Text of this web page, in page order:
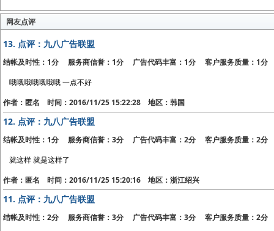
网友点评
13. 点评：九八广告联盟
结帐及时性：1分 服务商信誉：1分 广告代码丰富：1分 客户服务质量：1分
哦哦哦哦哦哦哦 一点不好
作者：匿名 时间：2016/11/25 15:22:28 地区：韩国
12. 点评：九八广告联盟
结帐及时性：1分 服务商信誉：3分 广告代码丰富：2分 客户服务质量：2分
就这样 就是这样了
作者：匿名 时间：2016/11/25 15:20:16 地区：浙江绍兴
11. 点评：九八广告联盟
结帐及时性：2分 服务商信誉：3分 广告代码丰富：3分 客户服务质量：2分